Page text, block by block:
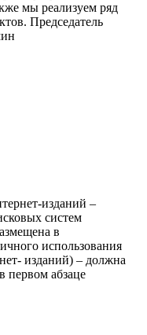
мы реализуем ряд
Председатель
изданий –
систем
в
использования
изданий) – должна
первом абзаце